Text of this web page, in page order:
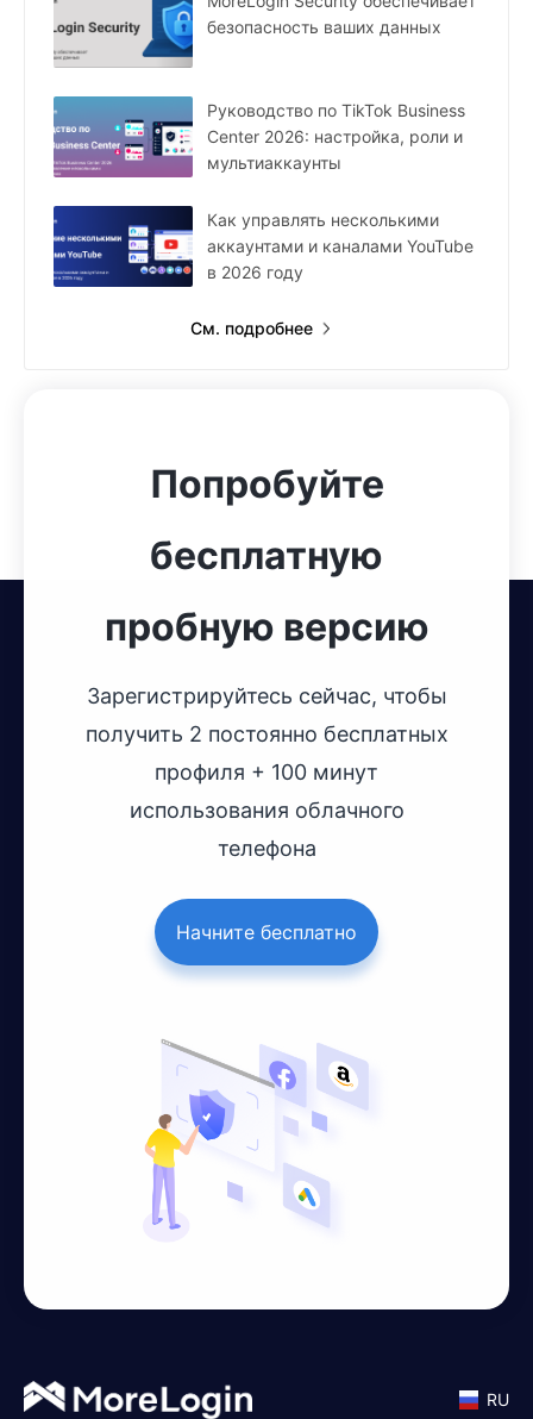
безопасность ваших данных
Руководство по TikTok Business
Center 2026: настройка, роли и
мультиаккаунты
Как управлять несколькими
аккаунтами и каналами YouTube
в 2026 году
См. подробнее
Попробуйте
бесплатную
пробную версию
Зарегистрируйтесь сейчас, чтобы
получить 2 постоянно бесплатных
профиля + 100 минут
использования облачного
телефона
Начните бесплатно
RU